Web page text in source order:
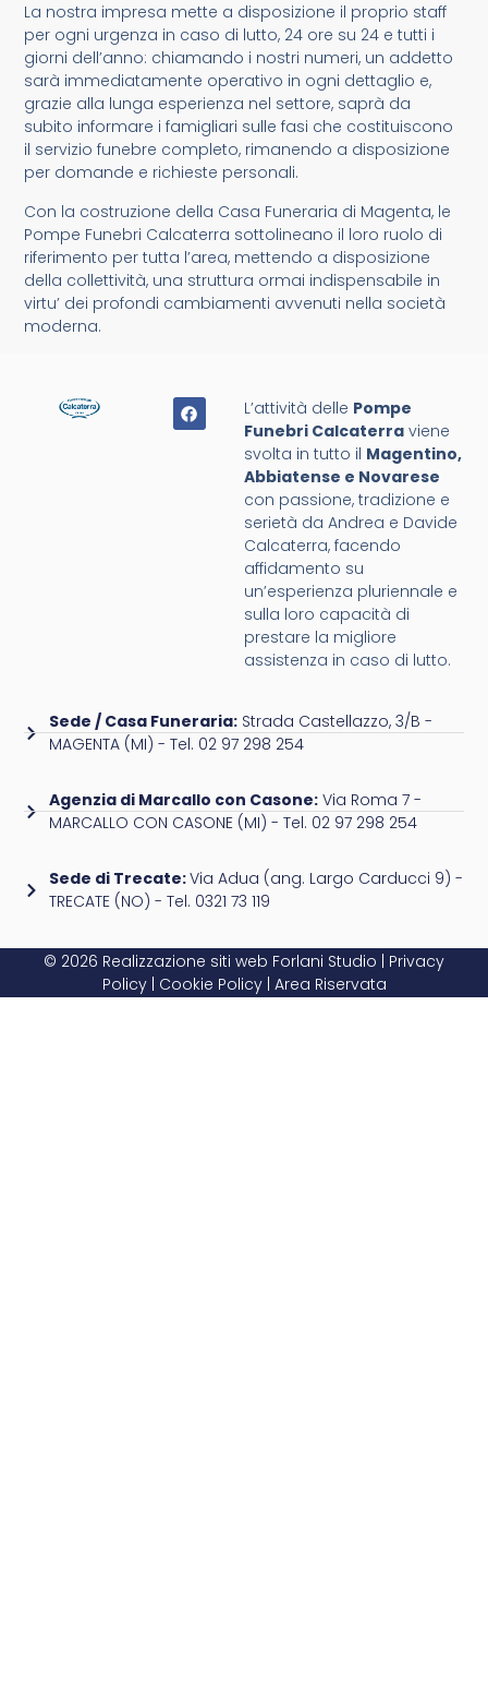
La nostra impresa mette a disposizione il proprio staff
per ogni urgenza in caso di lutto, 24 ore su 24 e tutti i
giorni dell’anno: chiamando i nostri numeri, un addetto
sarà immediatamente operativo in ogni dettaglio e,
grazie alla lunga esperienza nel settore, saprà da
subito informare i famigliari sulle fasi che costituiscono
il servizio funebre completo, rimanendo a disposizione
per domande e richieste personali.
Con la costruzione della Casa Funeraria di Magenta, le
Pompe Funebri Calcaterra sottolineano il loro ruolo di
riferimento per tutta l’area, mettendo a disposizione
della collettività, una struttura ormai indispensabile in
virtu’ dei profondi cambiamenti avvenuti nella società
moderna.
L’attività delle Pompe
Funebri Calcaterra viene
svolta in tutto il Magentino,
Abbiatense e Novarese
con passione, tradizione e
serietà da Andrea e Davide
Calcaterra, facendo
affidamento su
un’esperienza pluriennale e
sulla loro capacità di
prestare la migliore
assistenza in caso di lutto.
Sede / Casa Funeraria:Strada Castellazzo, 3/B -
MAGENTA (MI) - Tel. 02 97 298 254
Agenzia di Marcallo con Casone:Via Roma 7 -
MARCALLO CON CASONE (MI) - Tel. 02 97 298 254
Sede di Trecate:Via Adua (ang. Largo Carducci 9) -
TRECATE (NO) - Tel. 0321 73 119
© 2026 Realizzazione siti web Forlani Studio | Privacy
Policy| Cookie Policy| Area Riservata